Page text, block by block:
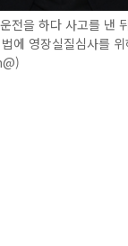
전을 하다 사고를 낸
에 영장실질심사를